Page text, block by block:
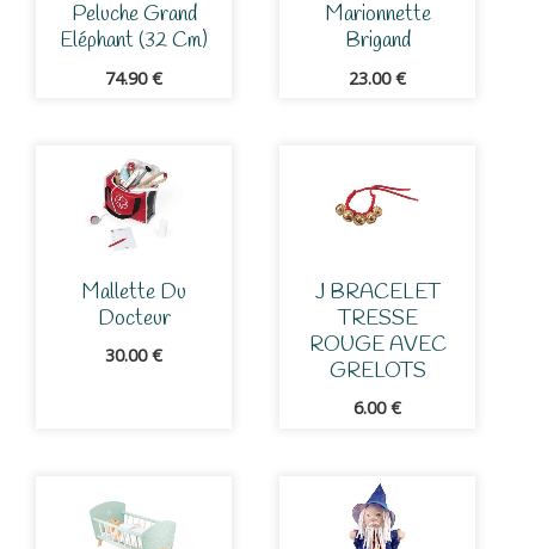
Peluche Grand
Eléphant (32 Cm)
74.90€
Marionnette
Brigand
23.00€
Mallette Du
Docteur
30.00€
J BRACELET
TRESSE
ROUGE AVEC
GRELOTS
6.00€